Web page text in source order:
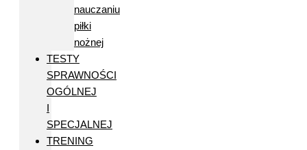
nauczaniu
piłki
nożnej
TESTY
SPRAWNOŚCI
OGÓLNEJ
I
SPECJALNEJ
TRENING